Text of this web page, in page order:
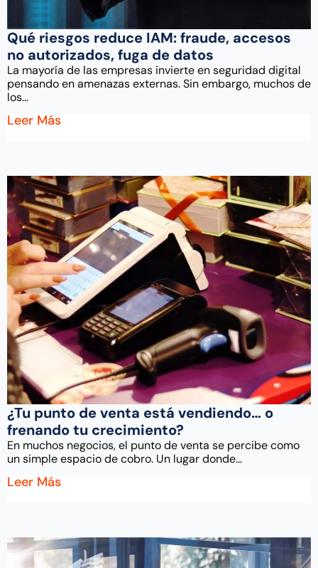
Qué riesgos reduce IAM: fraude, accesos
no autorizados, fuga de datos
La mayoría de las empresas invierte en seguridad digital
pensando en amenazas externas. Sin embargo, muchos de
los...
Leer Más
¿Tu punto de venta está vendiendo… o
frenando tu crecimiento?
En muchos negocios, el punto de venta se percibe como
un simple espacio de cobro. Un lugar donde...
Leer Más